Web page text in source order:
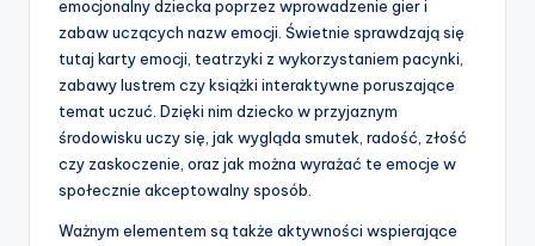
emocjonalny dziecka poprzez wprowadzenie gier i
zabaw uczących nazw emocji. Świetnie sprawdzają się
tutaj karty emocji, teatrzyki z wykorzystaniem pacynki,
zabawy lustrem czy książki interaktywne poruszające
temat uczuć. Dzięki nim dziecko w przyjaznym
środowisku uczy się, jak wygląda smutek, radość, złość
czy zaskoczenie, oraz jak można wyrażać te emocje w
społecznie akceptowalny sposób.
Ważnym elementem są także aktywności wspierające